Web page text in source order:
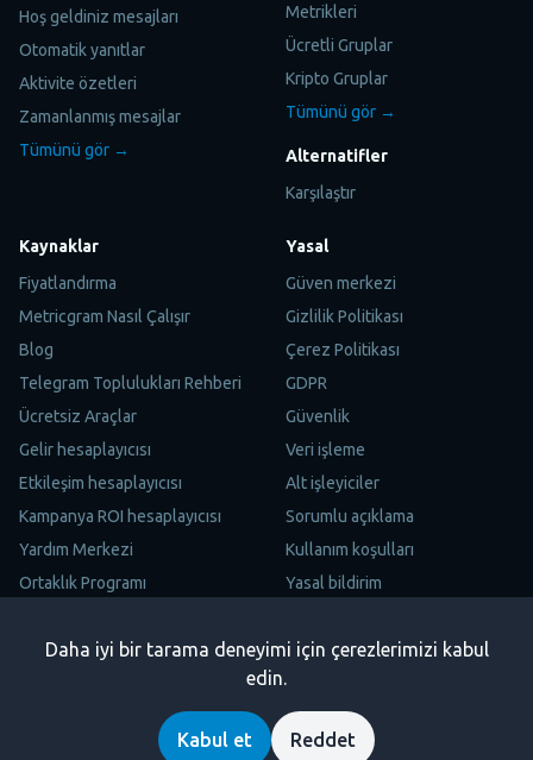
Daha iyi bir tarama deneyimi için çerezlerimizi kabul
edin.
Kabul et Reddet
Hoş geldiniz mesajları
Otomatik yanıtlar
Aktivite özetleri
Zamanlanmış mesajlar
Tümünü gör →
Metrikleri
Ücretli Gruplar
Kripto Gruplar
Tümünü gör →
Alternatifler
Karşılaştır
Kaynaklar
Fiyatlandırma
Metricgram Nasıl Çalışır
Blog
Telegram Toplulukları Rehberi
Ücretsiz Araçlar
Gelir hesaplayıcısı
Etkileşim hesaplayıcısı
Kampanya ROI hesaplayıcısı
Yardım Merkezi
Ortaklık Programı
Trustpilot
Yasal
Güven merkezi
Gizlilik Politikası
Çerez Politikası
GDPR
Güvenlik
Veri işleme
Alt işleyiciler
Sorumlu açıklama
Kullanım koşulları
Yasal bildirim
Copyright © 2026 Metricgram. Tüm hakları saklıdır.